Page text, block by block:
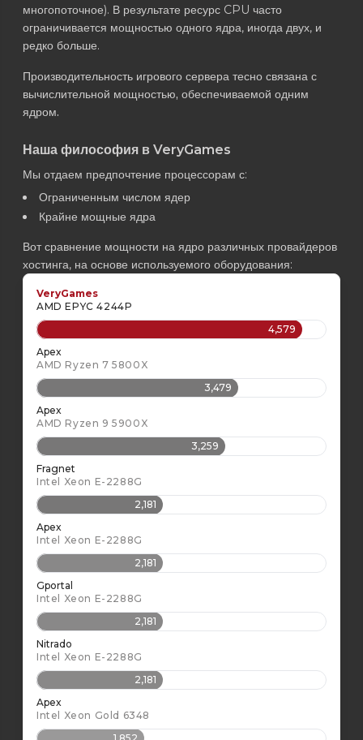
многопоточное). В результате ресурс CPU часто
ограничивается мощностью одного ядра, иногда двух, и
редко больше.
Производительность игрового сервера тесно связана с
вычислительной мощностью, обеспечиваемой одним
ядром.
Наша философия в VeryGames
Мы отдаем предпочтение процессорам с:
Ограниченным числом ядер
Крайне мощные ядра
Вот сравнение мощности на ядро различных провайдеров
хостинга, на основе используемого оборудования:
VeryGames
AMD EPYC 4244P
4,579
Apex
AMD Ryzen 7 5800X
3,479
Apex
AMD Ryzen 9 5900X
3,259
Fragnet
Intel Xeon E-2288G
2,181
Apex
Intel Xeon E-2288G
2,181
Gportal
Intel Xeon E-2288G
2,181
Nitrado
Intel Xeon E-2288G
2,181
Apex
Intel Xeon Gold 6348
1,852